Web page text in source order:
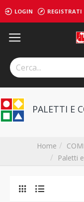
LOGIN REGISTRATI
Home
Paletti
PALETTI E